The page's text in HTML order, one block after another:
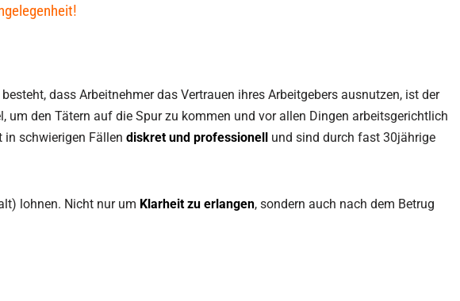
dass Arbeitnehmer das Vertrauen ihres Arbeitgebers ausnutzen, ist der
um den Tätern auf die Spur zu kommen und vor allen Dingen arbeitsgerichtlich
in schwierigen Fällen diskret und professionell und sind durch fast 30jährige
lohnen. Nicht nur um Klarheit zu erlangen, sondern auch nach dem Betrug